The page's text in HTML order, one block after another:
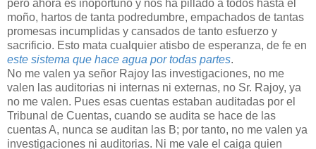
pero ahora es inoportuno y nos ha pillado a todos hasta el
moño, hartos de tanta podredumbre, empachados de tantas
promesas incumplidas y cansados de tanto esfuerzo y
sacrificio. Esto mata cualquier atisbo de esperanza, de fe en
este sistema que hace agua por todas partes.
No me valen ya señor Rajoy las investigaciones, no me
valen las auditorias ni internas ni externas, no Sr. Rajoy, ya
no me valen. Pues esas cuentas estaban auditadas por el
Tribunal de Cuentas, cuando se audita se hace de las
cuentas A, nunca se auditan las B; por tanto, no me valen ya
investigaciones ni auditorias. Ni me vale el caiga quien